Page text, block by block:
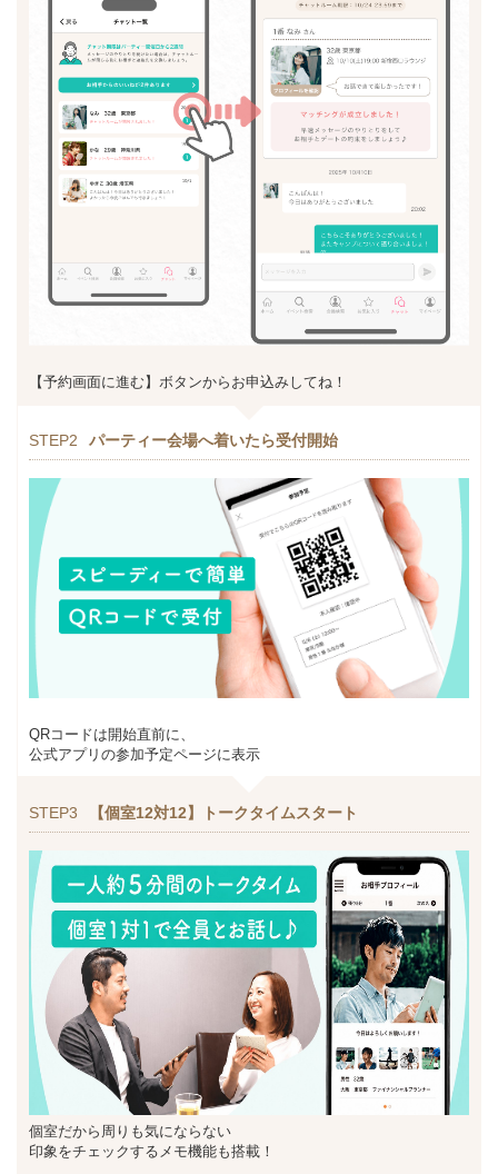
【予約画面に進む】ボタンからお申込みしてね！
STEP2 パーティー会場へ着いたら受付開始
QRコードは開始直前に、
公式アプリの参加予定ページに表示
STEP3 【個室12対12】トークタイムスタート
個室だから周りも気にならない
印象をチェックするメモ機能も搭載！